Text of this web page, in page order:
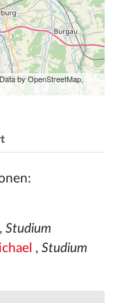
by OpenStreetMap,
Studium
, Studium